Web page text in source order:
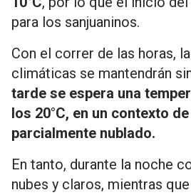
para los sanjuaninos.
Con el correr de las horas,
climáticas se mantendrán
tarde se espera una
los 20°C, en un contexto
parcialmente nublado.
En tanto, durante la noche
nubes y claros, mientras